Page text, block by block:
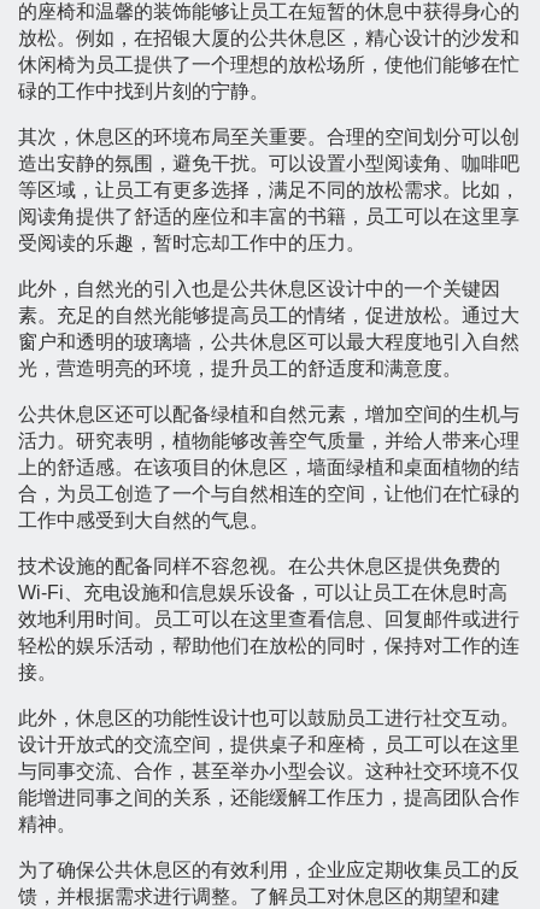
的座椅和温馨的装饰能够让员工在短暂的休息中获得身心的
放松。例如，在招银大厦的公共休息区，精心设计的沙发和
休闲椅为员工提供了一个理想的放松场所，使他们能够在忙
碌的工作中找到片刻的宁静。
其次，休息区的环境布局至关重要。合理的空间划分可以创
造出安静的氛围，避免干扰。可以设置小型阅读角、咖啡吧
等区域，让员工有更多选择，满足不同的放松需求。比如，
阅读角提供了舒适的座位和丰富的书籍，员工可以在这里享
受阅读的乐趣，暂时忘却工作中的压力。
此外，自然光的引入也是公共休息区设计中的一个关键因
素。充足的自然光能够提高员工的情绪，促进放松。通过大
窗户和透明的玻璃墙，公共休息区可以最大程度地引入自然
光，营造明亮的环境，提升员工的舒适度和满意度。
公共休息区还可以配备绿植和自然元素，增加空间的生机与
活力。研究表明，植物能够改善空气质量，并给人带来心理
上的舒适感。在该项目的休息区，墙面绿植和桌面植物的结
合，为员工创造了一个与自然相连的空间，让他们在忙碌的
工作中感受到大自然的气息。
技术设施的配备同样不容忽视。在公共休息区提供免费的
Wi-Fi、充电设施和信息娱乐设备，可以让员工在休息时高
效地利用时间。员工可以在这里查看信息、回复邮件或进行
轻松的娱乐活动，帮助他们在放松的同时，保持对工作的连
接。
此外，休息区的功能性设计也可以鼓励员工进行社交互动。
设计开放式的交流空间，提供桌子和座椅，员工可以在这里
与同事交流、合作，甚至举办小型会议。这种社交环境不仅
能增进同事之间的关系，还能缓解工作压力，提高团队合作
精神。
为了确保公共休息区的有效利用，企业应定期收集员工的反
馈，并根据需求进行调整。了解员工对休息区的期望和建